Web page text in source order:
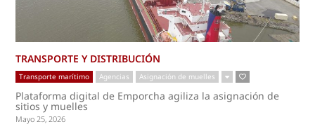
TRANSPORTE Y DISTRIBUCIÓN
Transporte marítimo Agencias Asignación de muelles
Plataforma digital de Emporcha agiliza la asignación de
sitios y muelles
Mayo 25, 2026